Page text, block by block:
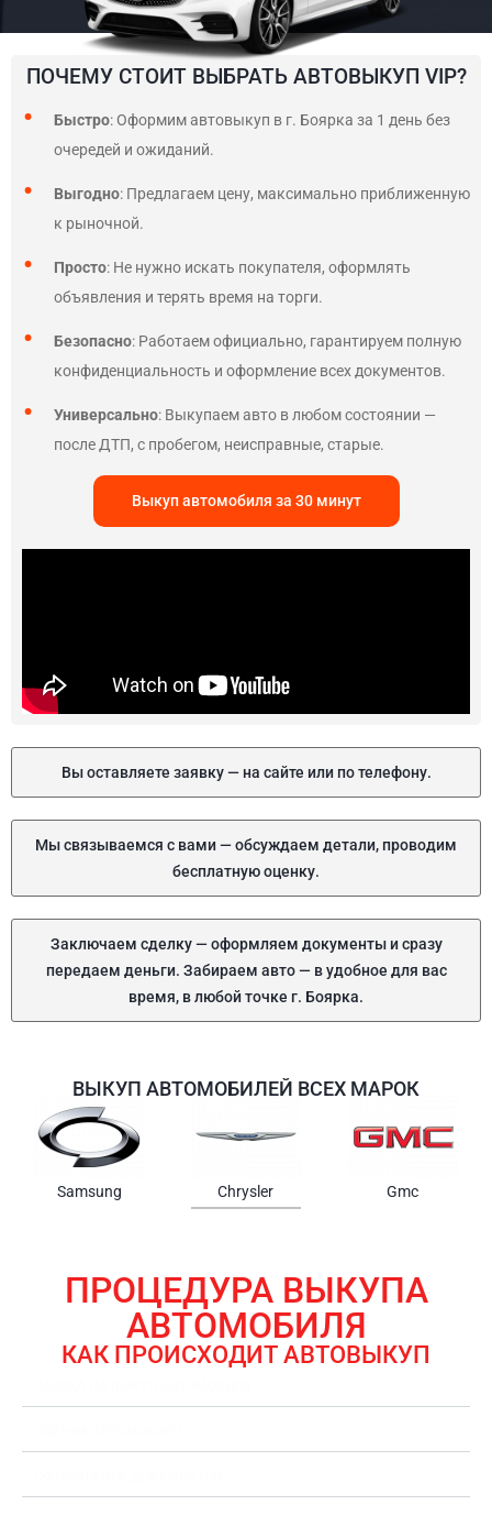
ПОЧЕМУ СТОИТ ВЫБРАТЬ АВТОВЫКУП VIP?
Быстро: Оформим автовыкуп в г. Боярка за 1 день без
очередей и ожиданий.
Выгодно: Предлагаем цену, максимально приближенную
к рыночной.
Просто: Не нужно искать покупателя, оформлять
объявления и терять время на торги.
Безопасно: Работаем официально, гарантируем полную
конфиденциальность и оформление всех документов.
Универсально: Выкупаем авто в любом состоянии —
после ДТП, с пробегом, неисправные, старые.
Выкуп автомобиля за 30 минут
Вы оставляете заявку — на сайте или по телефону.
Мы связываемся с вами — обсуждаем детали, проводим
бесплатную оценку.
Заключаем сделку — оформляем документы и сразу
передаем деньги. Забираем авто — в удобное для вас
время, в любой точке г. Боярка.
ВЫКУП АВТОМОБИЛЕЙ ВСЕХ МАРОК
Samsung Chrysler Gmc
ПРОЦЕДУРА ВЫКУПА
АВТОМОБИЛЯ
КАК ПРОИСХОДИТ АВТОВЫКУП